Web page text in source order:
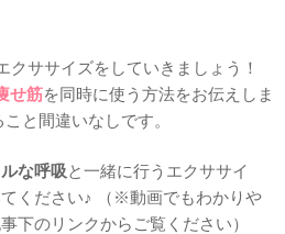
クササイズをしていきましょう！
せ筋を同時に使う方法をお伝えしま
と間違いなしです。
な呼吸と一緒に行うエクササイ
ください♪ （※動画でもわかりや
下のリンクからご覧ください）